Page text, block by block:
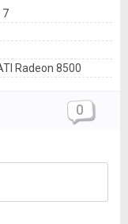
7
Radeon 8500
0